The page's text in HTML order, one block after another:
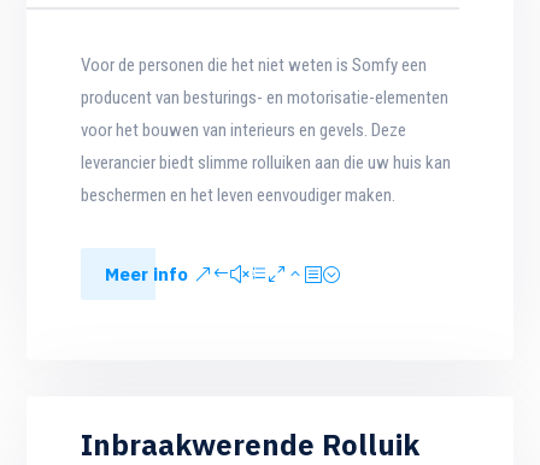
Voor de personen die het niet weten is Somfy een
producent van besturings- en motorisatie-elementen
voor het bouwen van interieurs en gevels. Deze
leverancier biedt slimme rolluiken aan die uw huis kan
beschermen en het leven eenvoudiger maken.
Meer info
Inbraakwerende Rolluik